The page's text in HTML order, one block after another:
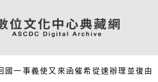
一事義使又來函催希從速辦理並復由